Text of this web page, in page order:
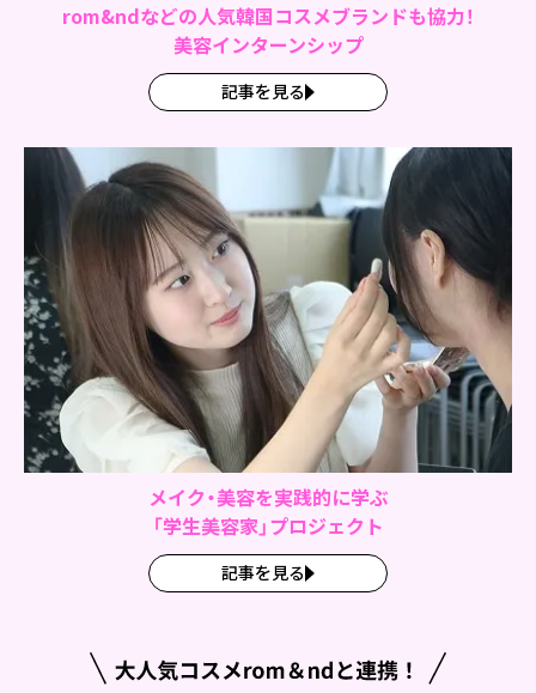
rom&ndなどの人気韓国コスメブランドも協力！
美容インターンシップ
記事を見る
メイク・美容を実践的に学ぶ
「学生美容家」プロジェクト
記事を見る